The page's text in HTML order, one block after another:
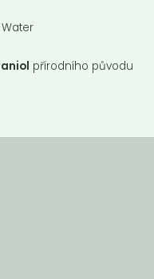
přírodního původu